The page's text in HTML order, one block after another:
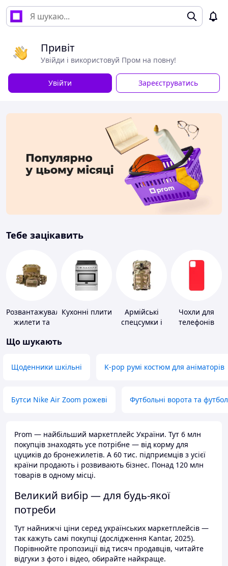
Привіт
Увійди і використовуй Пром на повну!
Увійти Зареєструватись
Тебе зацікавить
Розвантажувальні
жилети та
без плит
Кухонні плити
Армійські
спецсумки і
Чохли для
телефонів
Що шукають
Щоденники шкільні K-pop румі костюм для аніматорів
Бутси Nike Air Zoom рожеві Футбольні ворота та
Prom — найбільший маркетплейс України. Тут 6 млн
покупців знаходять усе потрібне — від корму для
цуциків до бронежилетів. А 60 тис. підприємців з усієї
країни продають і розвивають бізнес. Понад 120 млн
товарів в одному місці.
Великий вибір — для будь-якої
потреби
Тут найнижчі ціни серед українських маркетплейсів —
так кажуть самі покупці (дослідження Kantar, 2025).
Порівнюйте пропозиції від тисяч продавців, читайте
відгуки з фото і відео, обирайте найкраще.